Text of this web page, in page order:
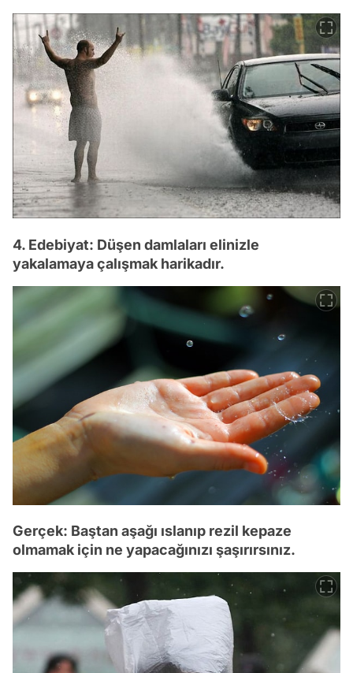
4. Edebiyat: Düşen damlaları elinizle
yakalamaya çalışmak harikadır.
Gerçek: Baştan aşağı ıslanıp rezil kepaze
olmamak için ne yapacağınızı şaşırırsınız.